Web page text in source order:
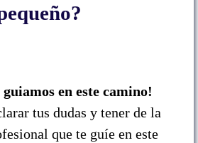
guiamos en este camino!
tus dudas y tener de la
que te guíe en este